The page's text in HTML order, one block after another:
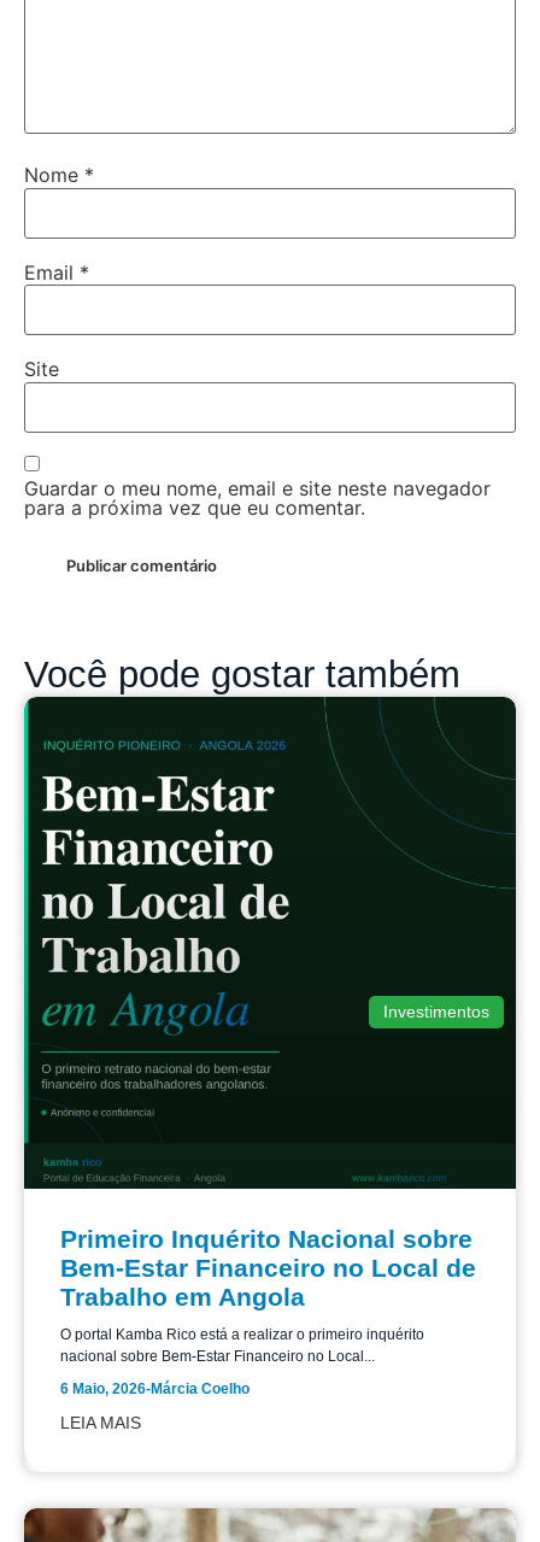
Nome *
Email *
Site
Guardar o meu nome, email e site neste navegador
para a próxima vez que eu comentar.
Você pode gostar também
Investimentos
Primeiro Inquérito Nacional sobre
Bem-Estar Financeiro no Local de
Trabalho em Angola
O portal Kamba Rico está a realizar o primeiro inquérito
nacional sobre Bem-Estar Financeiro no Local...
6 Maio, 2026-Márcia Coelho
LEIA MAIS